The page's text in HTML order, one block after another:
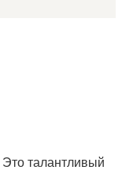
Это талантливый